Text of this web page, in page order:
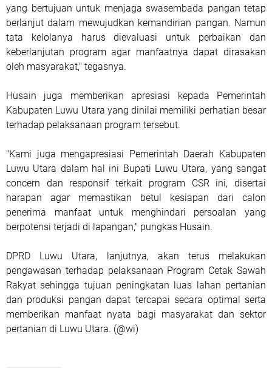
yang bertujuan untuk menjaga swasembada pangan tetap
berlanjut dalam mewujudkan kemandirian pangan. Namun
tata kelolanya harus dievaluasi untuk perbaikan dan
keberlanjutan program agar manfaatnya dapat dirasakan
oleh masyarakat," tegasnya.
Husain juga memberikan apresiasi kepada Pemerintah
Kabupaten Luwu Utara yang dinilai memiliki perhatian besar
terhadap pelaksanaan program tersebut.
"Kami juga mengapresiasi Pemerintah Daerah Kabupaten
Luwu Utara dalam hal ini Bupati Luwu Utara, yang sangat
concern dan responsif terkait program CSR ini, disertai
harapan agar memastikan betul kesiapan dari calon
penerima manfaat untuk menghindari persoalan yang
berpotensi terjadi di lapangan," pungkas Husain.
DPRD Luwu Utara, lanjutnya, akan terus melakukan
pengawasan terhadap pelaksanaan Program Cetak Sawah
Rakyat sehingga tujuan peningkatan luas lahan pertanian
dan produksi pangan dapat tercapai secara optimal serta
memberikan manfaat nyata bagi masyarakat dan sektor
pertanian di Luwu Utara. (@wi)